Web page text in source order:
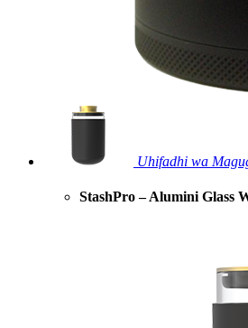
Uhifadhi wa
StashPro – Alumini Glass